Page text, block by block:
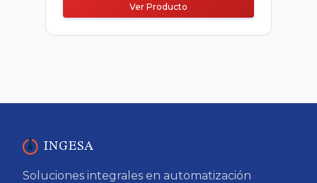
Ver Producto
INGESA
Soluciones integrales en automatización